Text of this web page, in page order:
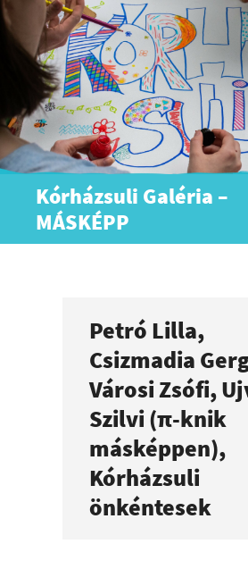
Skip
to
content
Kórházsuli Galéria –
MÁSKÉPP
Petró Lilla,
Csizmadia
Városi Zsófi,
Szilvi (π-knik
másképpen),
Kórházsuli
önkéntesek